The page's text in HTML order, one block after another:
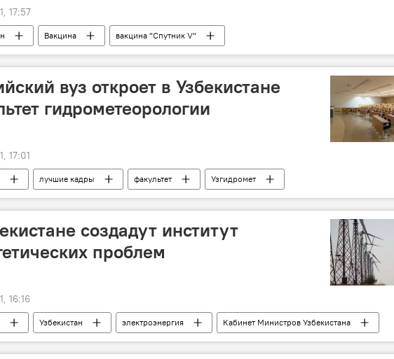
17:57
Вакцина
вакцина "Спутник V"
от COVID-19 в Узбекистане
Политика
вуз откроет в Узбекистане
гидрометеорологии
17:01
лучшие кадры факультет
Узгидромет
Университет Узбекистана имени Мирзо Улугбека
создадут институт
проблем
16:16
Узбекистан электроэнергия
Кабинет Министров Узбекистана
энергетика